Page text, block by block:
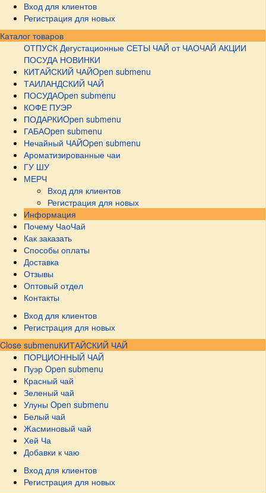
Вход для клиентов
Регистрация для новых
Каталог товаров
ОТПУСК Дегустационные СЕТЫ ЧАЙ от ЧАОЧАЙ АКЦИИ
ПОСУДА НОВИНКИ
КИТАЙСКИЙ ЧАЙOpen submenu
ТАИЛАНДСКИЙ ЧАЙ
ПОСУДАOpen submenu
КОФЕ ПУЭР
ПОДАРКИOpen submenu
ГАБАOpen submenu
Нечайный ЧАЙOpen submenu
Ароматизированные чаи
ГУ ШУ
МЕРЧ
Вход для клиентов
Регистрация для новых
Информация
Почему ЧаоЧай
Как заказать
Способы оплаты
Доставка
Отзывы
Оптовый отдел
Контакты
Вход для клиентов
Регистрация для новых
Close submenuКИТАЙСКИЙ ЧАЙ
ПОРЦИОННЫЙ ЧАЙ
Пуэр Open submenu
Красный чай
Зеленый чай
Улуны Open submenu
Белый чай
Жасминовый чай
Хей Ча
Добавки к чаю
Вход для клиентов
Регистрация для новых